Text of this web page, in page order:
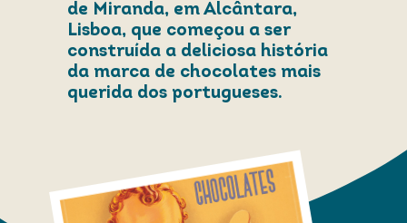
de Miranda, em Alcântara,
Lisboa, que começou a ser
construída a deliciosa história
da marca de chocolates mais
querida dos portugueses.